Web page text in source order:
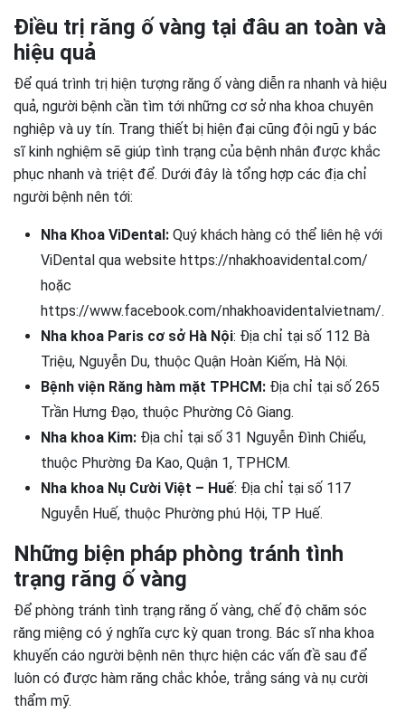
Điều trị răng ố vàng tại đâu an toàn và
hiệu quả
Để quá trình trị hiện tượng răng ố vàng diễn ra nhanh và hiệu
quả, người bệnh cần tìm tới những cơ sở nha khoa chuyên
nghiệp và uy tín. Trang thiết bị hiện đại cũng đội ngũ y bác
sĩ kinh nghiệm sẽ giúp tình trạng của bệnh nhân được khắc
phục nhanh và triệt để. Dưới đây là tổng hợp các địa chỉ
người bệnh nên tới:
Nha Khoa ViDental: Quý khách hàng có thể liên hệ với
ViDental qua website https://nhakhoavidental.com/
hoặc
https://www.facebook.com/nhakhoavidentalvietnam/.
Nha khoa Paris cơ sở Hà Nội: Địa chỉ tại số 112 Bà
Triệu, Nguyễn Du, thuộc Quận Hoàn Kiếm, Hà Nội.
Bệnh viện Răng hàm mặt TPHCM: Địa chỉ tại số 265
Trần Hưng Đạo, thuộc Phường Cô Giang.
Nha khoa Kim: Địa chỉ tại số 31 Nguyễn Đình Chiểu,
thuộc Phường Đa Kao, Quận 1, TPHCM.
Nha khoa Nụ Cười Việt – Huế: Địa chỉ tại số 117
Nguyễn Huế, thuộc Phường phú Hội, TP Huế.
Những biện pháp phòng tránh tình
trạng răng ố vàng
Để phòng tránh tình trạng răng ố vàng, chế độ chăm sóc
răng miệng có ý nghĩa cực kỳ quan trong. Bác sĩ nha khoa
khuyến cáo người bệnh nên thực hiện các vấn đề sau để
luôn có được hàm răng chắc khỏe, trắng sáng và nụ cười
thẩm mỹ.